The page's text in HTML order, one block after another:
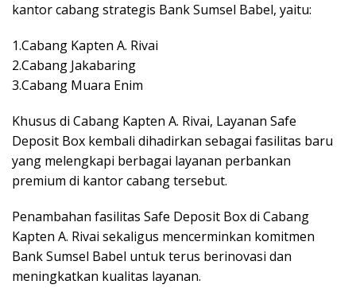
kantor cabang strategis Bank Sumsel Babel, yaitu:
1.Cabang Kapten A. Rivai
2.Cabang Jakabaring
3.Cabang Muara Enim
Khusus di Cabang Kapten A. Rivai, Layanan Safe
Deposit Box kembali dihadirkan sebagai fasilitas baru
yang melengkapi berbagai layanan perbankan
premium di kantor cabang tersebut.
Penambahan fasilitas Safe Deposit Box di Cabang
Kapten A. Rivai sekaligus mencerminkan komitmen
Bank Sumsel Babel untuk terus berinovasi dan
meningkatkan kualitas layanan.